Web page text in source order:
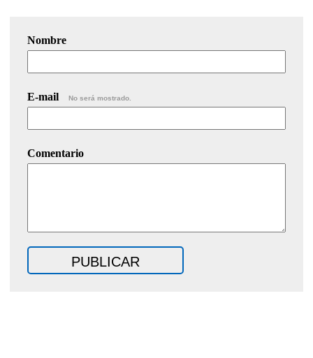
Nombre
E-mail No será mostrado.
Comentario